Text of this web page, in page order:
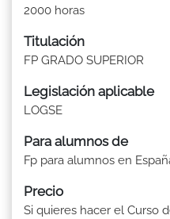
2000 horas
Titulación
FP GRADO SUPERIOR
Legislación aplicable
LOGSE
Para alumnos de
Fp para alumnos en
Precio
Si quieres hacer el Curso